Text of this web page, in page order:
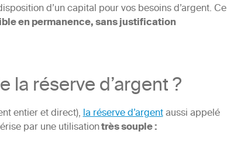
d’un capital pour vos besoins d’argent. Ce
en permanence, sans justification
la réserve d’argent ?
entier et direct),la réserve d’argentaussi appelé
par une utilisationtrès souple :